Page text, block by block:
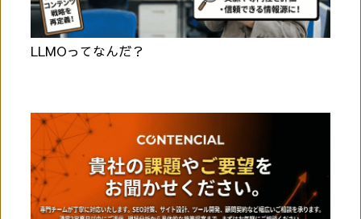
LLMOってなんだ？